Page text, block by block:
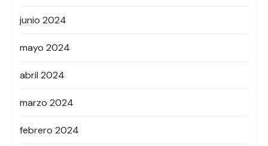
junio 2024
mayo 2024
abril 2024
marzo 2024
febrero 2024